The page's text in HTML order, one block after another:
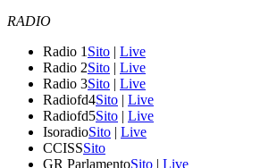
RADIO
Radio 1 Sito | Live
Radio 2Sito | Live
Radio 3Sito | Live
Radiofd4Sito | Live
Radiofd5Sito | Live
IsoradioSito | Live
CCISSSito
GR ParlamentoSito | Live